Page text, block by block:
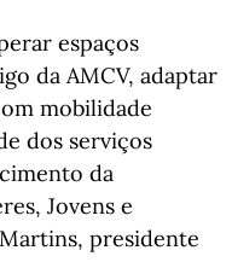
espaços
da AMCV, adaptar
mobilidade
dos serviços
da
Jovens e
presidente